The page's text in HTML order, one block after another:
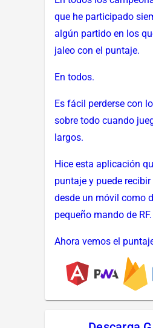
que he participado
algún partido en los
jaleo con el puntaje.
En todos.
Es fácil perderse con
sobre todo cuando
largos.
Hice esta aplicación
puntaje y puede
desde un móvil como
pequeño mando de RF.
Ahora vemos el